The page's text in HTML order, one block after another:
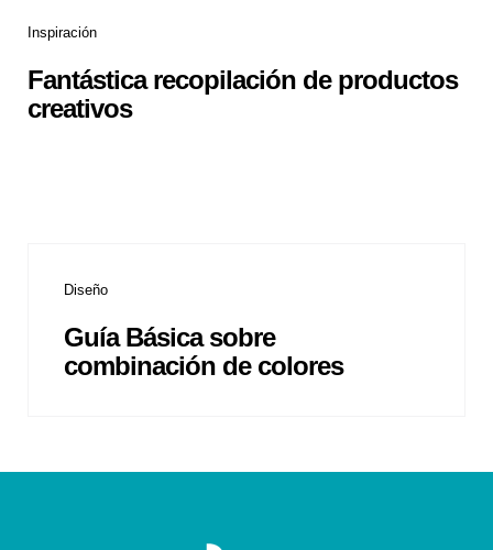
Inspiración
Fantástica recopilación de productos
creativos
Diseño
Guía Básica sobre
combinación de colores